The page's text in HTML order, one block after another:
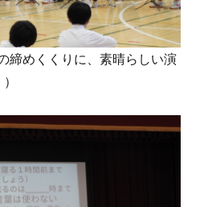
締めくくりに、素晴らしい演